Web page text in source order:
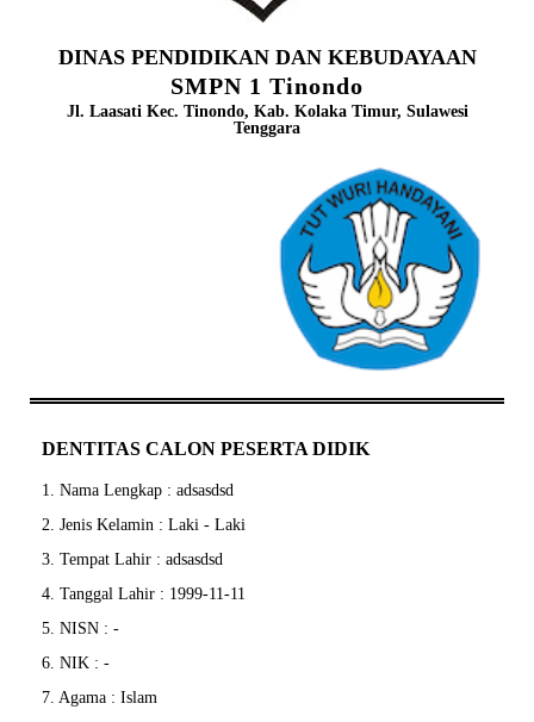
DINAS PENDIDIKAN DAN KEBUDAYAAN
SMPN 1 Tinondo
Jl. Laasati Kec. Tinondo, Kab. Kolaka Timur, Sulawesi
Tenggara
DENTITAS CALON PESERTA DIDIK
1. Nama Lengkap : adsasdsd
2. Jenis Kelamin : Laki - Laki
3. Tempat Lahir : adsasdsd
4. Tanggal Lahir : 1999-11-11
5. NISN : -
6. NIK : -
7. Agama : Islam